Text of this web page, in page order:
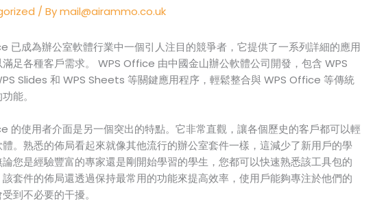
/ Bymail@airammo.co.uk
已成為辦公室軟體行業中一個引人注目的競爭者，它提供了一系列詳細的應用
足各種客戶需求。 WPS Office 由中國金山辦公軟體公司開發，包含 WPS
Slides 和 WPS Sheets 等關鍵應用程序，輕鬆整合與 WPS Office 等傳統
能。
的使用者介面是另一個突出的特點。它非常直觀，讓各個歷史的客戶都可以輕
。熟悉的佈局看起來就像其他流行的辦公室套件一樣，這減少了新用戶的學
您是經驗豐富的專家還是剛開始學習的學生，您都可以快速熟悉該工具包的
套件的佈局還透過保持最常用的功能來提高效率，使用戶能夠專注於他們的
到不必要的干擾。